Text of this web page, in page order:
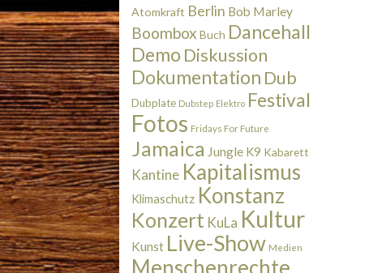
Atomkraft Berlin Bob Marley
Boombox Buch Dancehall
Demo Diskussion
Dokumentation Dub
Dubplate Dubstep Elektro Festival
Fotos Fridays For Future
Jamaica Jungle K9 Kabarett
Kantine Kapitalismus
Klimaschutz Konstanz
Konzert KuLa Kultur
Kunst Live-Show Medien
Menschenrechte